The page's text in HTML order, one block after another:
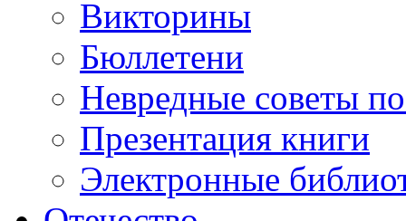
Викторины
Бюллетени
Невредные советы
Презентация книги
Электронные